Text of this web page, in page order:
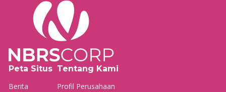
Peta Situs
Berita
Tentang Kami
Profil Perusahaan